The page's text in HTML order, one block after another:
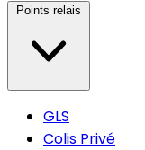
GLS
Colis Privé